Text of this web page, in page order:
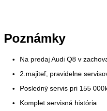
Poznámky
Na predaj Audi Q8 v
2.majiteľ, pravidelne
Posledný servis pri 155
Komplet servisná história